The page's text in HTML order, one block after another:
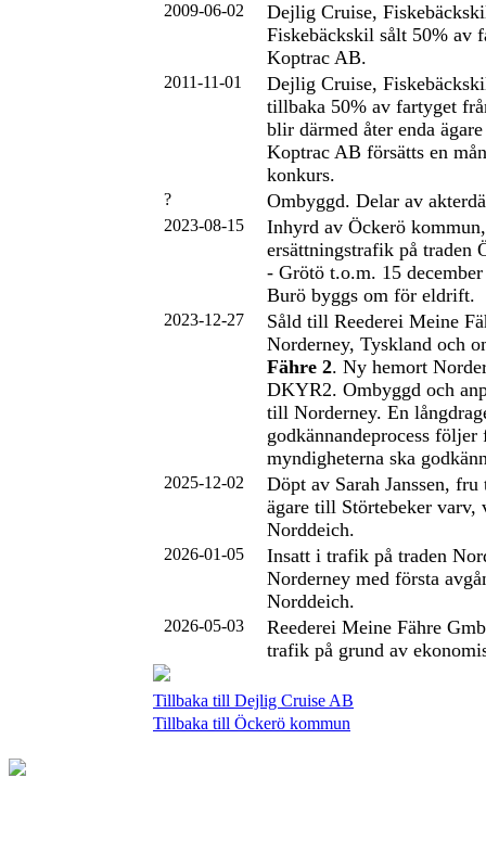
2009-06-02
Dejlig Cruise,
Fiskebäckskil sålt 50% av
Koptrac AB.
2011-11-01
Dejlig Cruise,
tillbaka 50% av fartyget
blir därmed åter enda
Koptrac AB försätts en
konkurs.
? Ombyggd. Delar av
2023-08-15
Inhyrd av Öckerö
ersättningstrafik på traden
- Grötö t.o.m. 15
Burö byggs om för eldrift.
2023-12-27
Såld till Reederei Meine
Norderney, Tyskland och
Fähre 2. Ny hemort
DKYR2. Ombyggd och
till Norderney. En
godkännandeprocess följer
myndigheterna ska
2025-12-02
Döpt av Sarah Janssen,
ägare till Störtebeker varv,
Norddeich.
2026-01-05
Insatt i trafik på traden
Norderney med första
Norddeich.
2026-05-03
Reederei Meine Fähre
trafik på grund av
Tillbaka till Dejlig Cruise AB
Tillbaka till Öckerö kommun